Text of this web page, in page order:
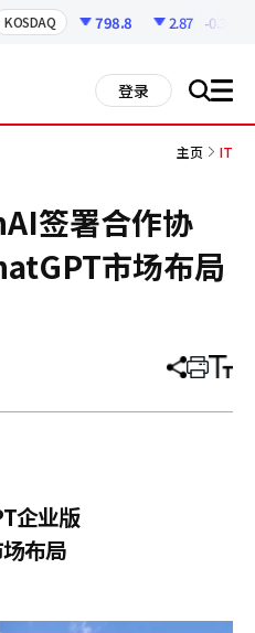
798.8 2.87 -0.36%
登录 搜 all
主页 IT
签署合作协
市场布局
分
章
打 调
小
企业版
布局